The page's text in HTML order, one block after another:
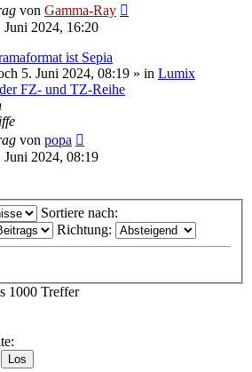
von Gamma-Ray
Juni 2024, 16:20
ist Sepia
5. Juni 2024, 08:19 » in Lumix
FZ- und TZ-Reihe
von popa
2024, 08:19
Sortiere nach:
Richtung:
1000 Treffer